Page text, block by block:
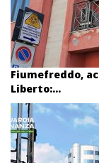
Fiumefreddo,
Liberto:...